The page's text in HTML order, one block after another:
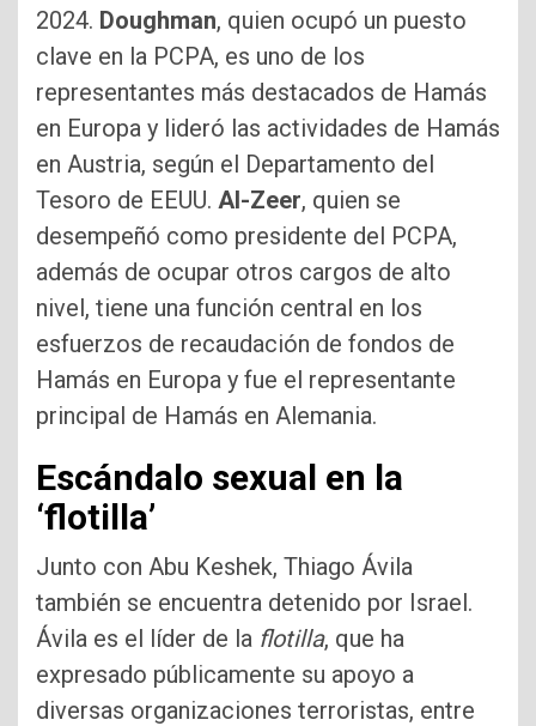
2024. Doughman, quien ocupó un puesto
clave en la PCPA, es uno de los
representantes más destacados de Hamás
en Europa y lideró las actividades de Hamás
en Austria, según el Departamento del
Tesoro de EEUU. Al-Zeer, quien se
desempeñó como presidente del PCPA,
además de ocupar otros cargos de alto
nivel, tiene una función central en los
esfuerzos de recaudación de fondos de
Hamás en Europa y fue el representante
principal de Hamás en Alemania.
Escándalo sexual en la
‘flotilla’
Junto con Abu Keshek, Thiago Ávila
también se encuentra detenido por Israel.
Ávila es el líder de la flotilla, que ha
expresado públicamente su apoyo a
diversas organizaciones terroristas, entre